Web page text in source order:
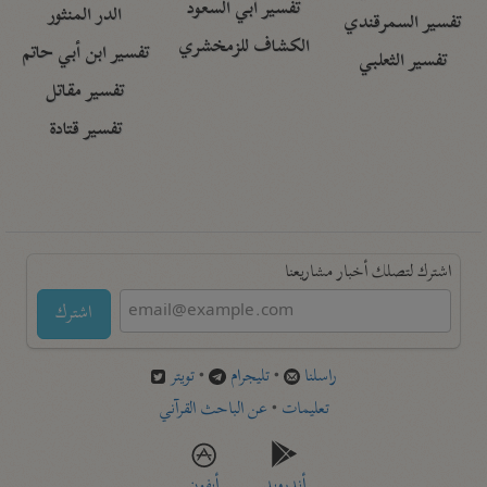
تفسير السمرقندي
تفسير الثعلبي
تفسير أبي السعود
الكشاف للزمخشري
الدر المنثور
تفسير ابن أبي حاتم
تفسير مقاتل
تفسير قتادة
اشترك لتصلك أخبار مشاريعنا
اشترك
راسلنا •تليجرام •تويتر
تعليمات •عن الباحث القرآني